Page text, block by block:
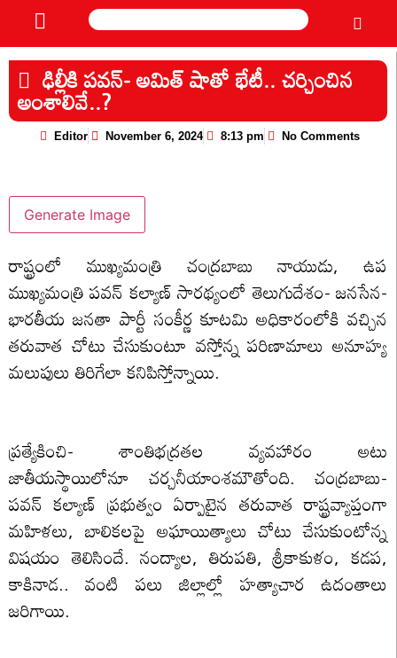
ఢిల్లీకి పవన్- అమిత్ షాతో భేటీ.. చర్చించిన
అంశాలివే..?
Editor November 6, 2024 8:13 pm No Comments
Generate Image
రాష్ట్రంలో ముఖ్యమంత్రి చంద్రబాబు నాయుడు, ఉప
ముఖ్యమంత్రి పవన్ కల్యాణ్ సారథ్యంలో తెలుగుదేశం- జనసేన-
భారతీయ జనతా పార్టీ సంకీర్ణ కూటమి అధికారంలోకి వచ్చిన
తరువాత చోటు చేసుకుంటూ వస్తోన్న పరిణామాలు అనూహ్య
మలుపులు తిరిగేలా కనిపిస్తోన్నాయి.
ప్రత్యేకించి- శాంతిభద్రతల వ్యవహారం అటు
జాతీయస్థాయిలోనూ చర్చనీయాంశమౌతోంది. చంద్రబాబు-
పవన్ కల్యాణ్ ప్రభుత్వం ఏర్పాటైన తరువాత రాష్ట్రవ్యాప్తంగా
మహిళలు, బాలికలపై అఘాయిత్యాలు చోటు చేసుకుంటోన్న
విషయం తెలిసిందే. నంద్యాల, తిరుపతి, శ్రీకాకుళం, కడప,
కాకినాడ.. వంటి పలు జిల్లాల్లో హత్యాచార ఉదంతాలు
జరిగాయి.